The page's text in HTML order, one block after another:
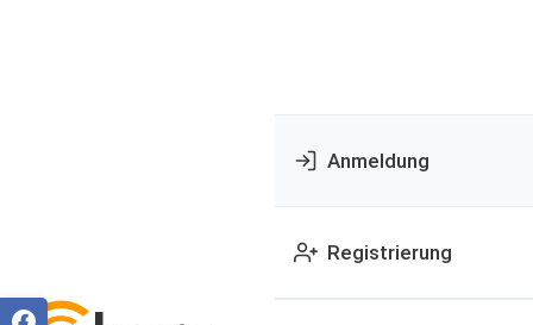
Anmeldung
Registrierung